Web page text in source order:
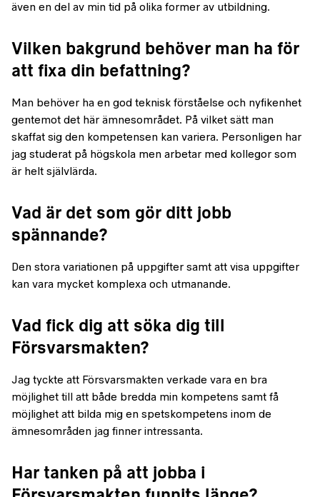
även en del av min tid på olika former av utbildning.
Vilken bakgrund behöver man ha för
att fixa din befattning?
Man behöver ha en god teknisk förståelse och nyfikenhet
gentemot det här ämnesområdet. På vilket sätt man
skaffat sig den kompetensen kan variera. Personligen har
jag studerat på högskola men arbetar med kollegor som
är helt självlärda.
Vad är det som gör ditt jobb
spännande?
Den stora variationen på uppgifter samt att visa uppgifter
kan vara mycket komplexa och utmanande.
Vad fick dig att söka dig till
Försvarsmakten?
Jag tyckte att Försvarsmakten verkade vara en bra
möjlighet till att både bredda min kompetens samt få
möjlighet att bilda mig en spetskompetens inom de
ämnesområden jag finner intressanta.
Har tanken på att jobba i